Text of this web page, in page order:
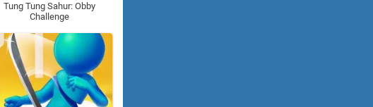
Tung Tung Sahur: Obby
Challenge